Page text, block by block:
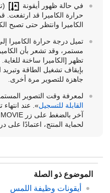
في حالة ظهور أيقونة
حرارة الكاميرا قد ارتفعت.
الكاميرا وانتظر حتى تصبح
تميل درجة حرارة الكاميرا
مستمر، وقد تشعر بأن
تظهر [الكاميرا ساخنة للغاية.
بإيقاف تشغيل الطاقة وتبريد
جاهزة للتصوير مرة أخرى.
لمعرفة وقت التصوير
القابلة للتسجيل». عند
آخر بالضغط على زر MOVIE
لحماية المنتج، اعتمادًا على
الموضوع ذو الصلة
أيقونات وظيفة اللمس